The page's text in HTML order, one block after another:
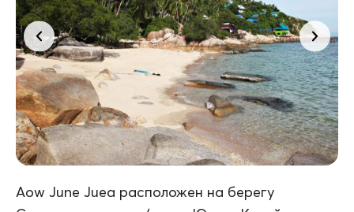
Aow June Juea расположен на берегу